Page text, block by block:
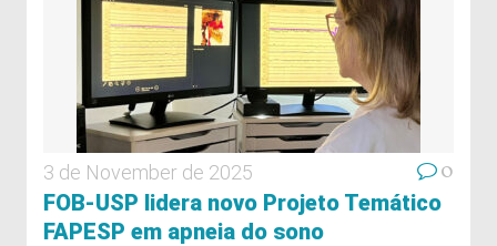
3 de November de 2025 0
FOB-USP lidera novo Projeto Temático
FAPESP em apneia do sono